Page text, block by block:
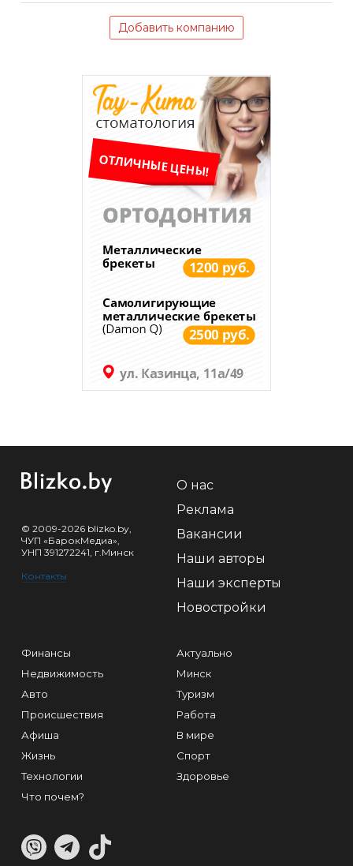
Добавить компанию
© 2009-2026 blizko.by,
ЧУП «БарокМедиа»,
УНП 391272241, г.Минск
Контакты
О нас
Реклама
Вакансии
Наши авторы
Наши эксперты
Новостройки
Финансы
Недвижимость
Авто
Происшествия
Афиша
Жизнь
Технологии
Что почем?
Актуально
Минск
Туризм
Работа
В мире
Спорт
Здоровье